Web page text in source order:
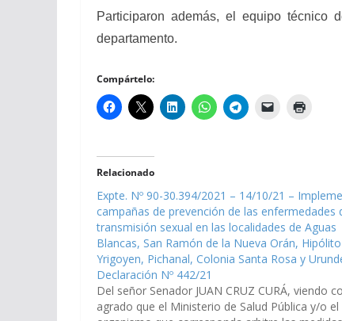
Participaron además, el equipo técnico
departamento.
Compártelo:
Relacionado
Expte. Nº 90-30.394/2021 – 14/10/21 –
campañas de prevención de las enfermedades
transmisión sexual en las localidades de Aguas
Blancas, San Ramón de la Nueva Orán, Hipólito
Yrigoyen, Pichanal, Colonia Santa Rosa y
Declaración Nº 442/21
Del señor Senador JUAN CRUZ CURÁ, viendo
agrado que el Ministerio de Salud Pública y/o el